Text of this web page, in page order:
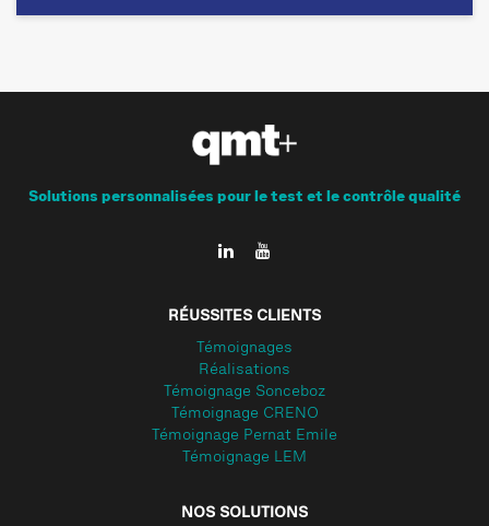
Solutions personnalisées pour le test et le contrôle qualité
RÉUSSITES CLIENTS
Témoignages
Réalisations
Témoignage Sonceboz
Témoignage CRENO
Témoignage Pernat Emile
Témoignage LEM
NOS SOLUTIONS